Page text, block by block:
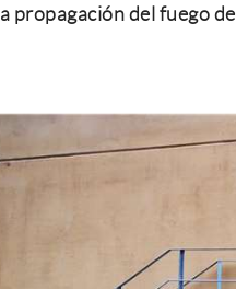
propagación del fuego